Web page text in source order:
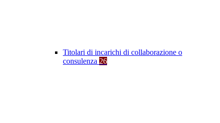
Titolari di incarichi di collaborazione o
consulenza 26